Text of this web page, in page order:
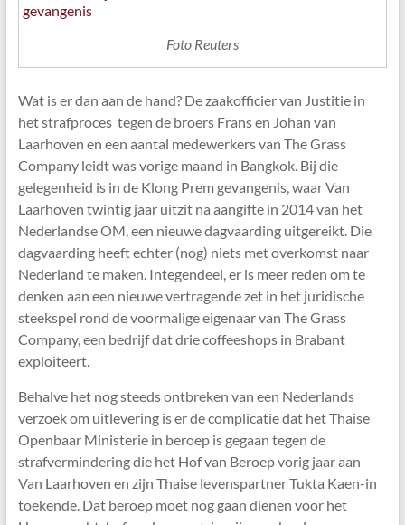
Foto Reuters
Wat is er dan aan de hand? De zaakofficier van Justitie in
het strafproces tegen de broers Frans en Johan van
Laarhoven en een aantal medewerkers van The Grass
Company leidt was vorige maand in Bangkok. Bij die
gelegenheid is in de Klong Prem gevangenis, waar Van
Laarhoven twintig jaar uitzit na aangifte in 2014 van het
Nederlandse OM, een nieuwe dagvaarding uitgereikt. Die
dagvaarding heeft echter (nog) niets met overkomst naar
Nederland te maken. Integendeel, er is meer reden om te
denken aan een nieuwe vertragende zet in het juridische
steekspel rond de voormalige eigenaar van The Grass
Company, een bedrijf dat drie coffeeshops in Brabant
exploiteert.
Behalve het nog steeds ontbreken van een Nederlands
verzoek om uitlevering is er de complicatie dat het Thaise
Openbaar Ministerie in beroep is gegaan tegen de
strafvermindering die het Hof van Beroep vorig jaar aan
Van Laarhoven en zijn Thaise levenspartner Tukta Kaen-in
toekende. Dat beroep moet nog gaan dienen voor het